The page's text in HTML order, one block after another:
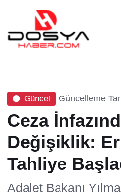
Güncel Güncelleme
Ceza
Değişiklik:
Tahliye
Adalet Bakanı